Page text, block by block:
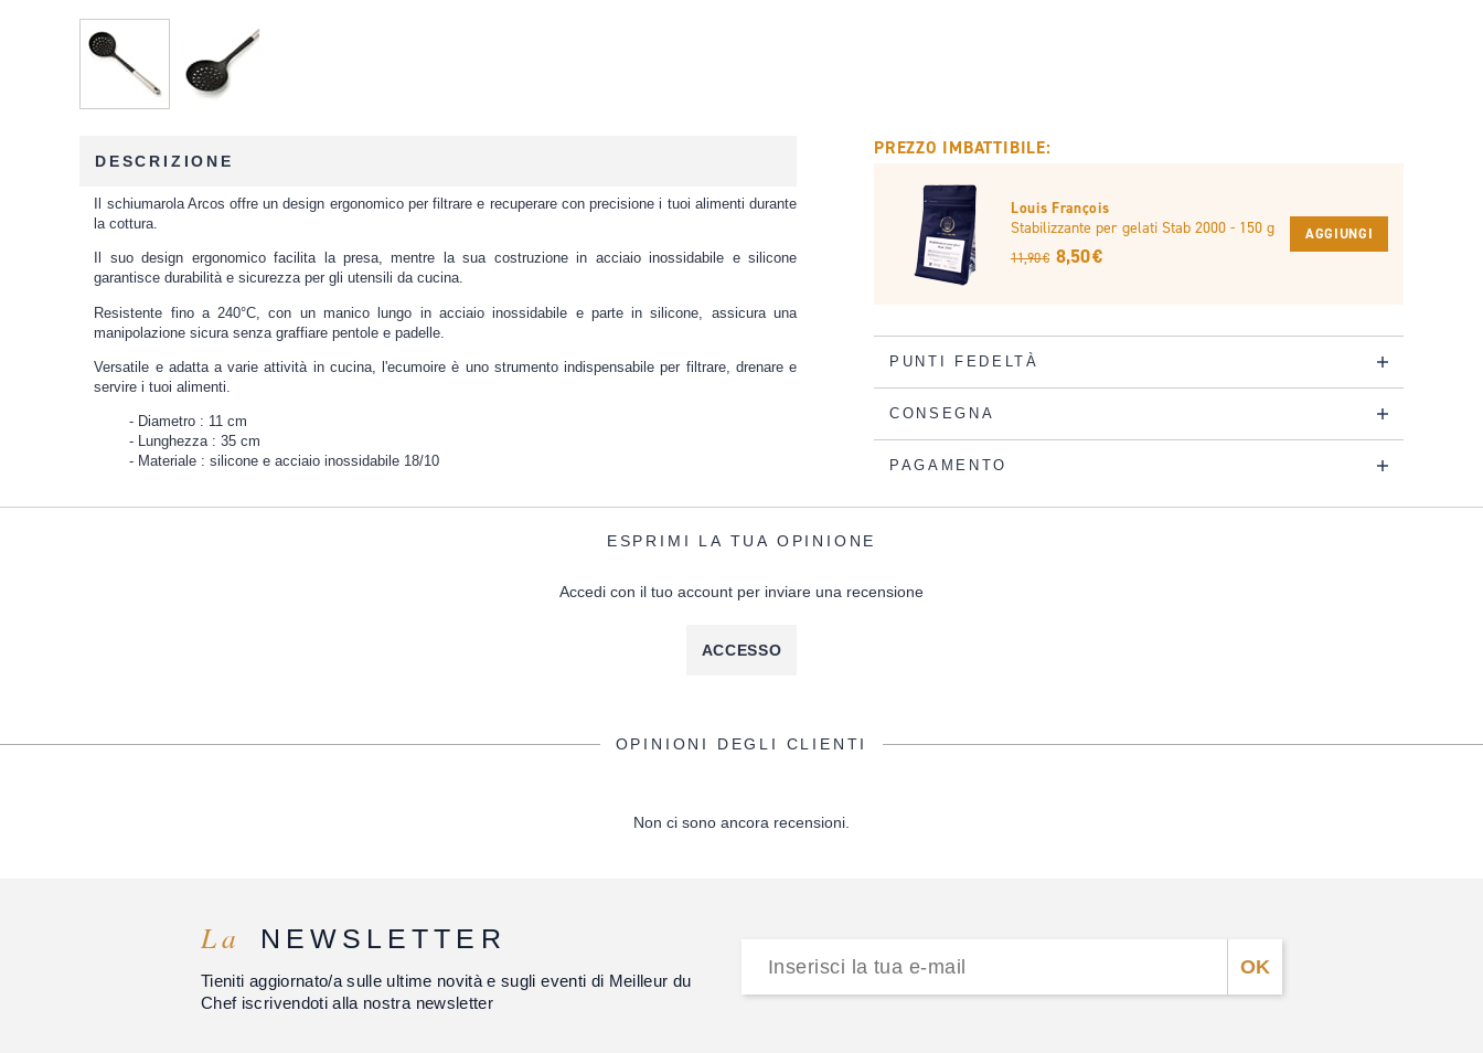
DESCRIZIONE
Il schiumarola Arcos offre un design ergonomico per filtrare e recuperare con precisione i tuoi alimenti durante
la cottura.
Il suo design ergonomico facilita la presa, mentre la sua costruzione in acciaio inossidabile e silicone
garantisce durabilità e sicurezza per gli utensili da cucina.
Resistente fino a 240°C, con un manico lungo in acciaio inossidabile e parte in silicone, assicura una
manipolazione sicura senza graffiare pentole e padelle.
Versatile e adatta a varie attività in cucina, l'ecumoire è uno strumento indispensabile per filtrare, drenare e
servire i tuoi alimenti.
Diametro : 11 cm
Lunghezza : 35 cm
Materiale : silicone e acciaio inossidabile 18/10
PREZZO IMBATTIBILE:
Louis François
Stabilizzante per gelati Stab 2000 - 150 g
11,90 € 8,50 €
AGGIUNGI
PUNTI FEDELTÀ
CONSEGNA
PAGAMENTO
ESPRIMI LA TUA OPINIONE
Accedi con il tuo account per inviare una recensione
ACCESSO
OPINIONI DEGLI CLIENTI
Non ci sono ancora recensioni.
La NEWSLETTER
Tieniti aggiornato/a sulle ultime novità e sugli eventi di Meilleur du
Chef iscrivendoti alla nostra newsletter